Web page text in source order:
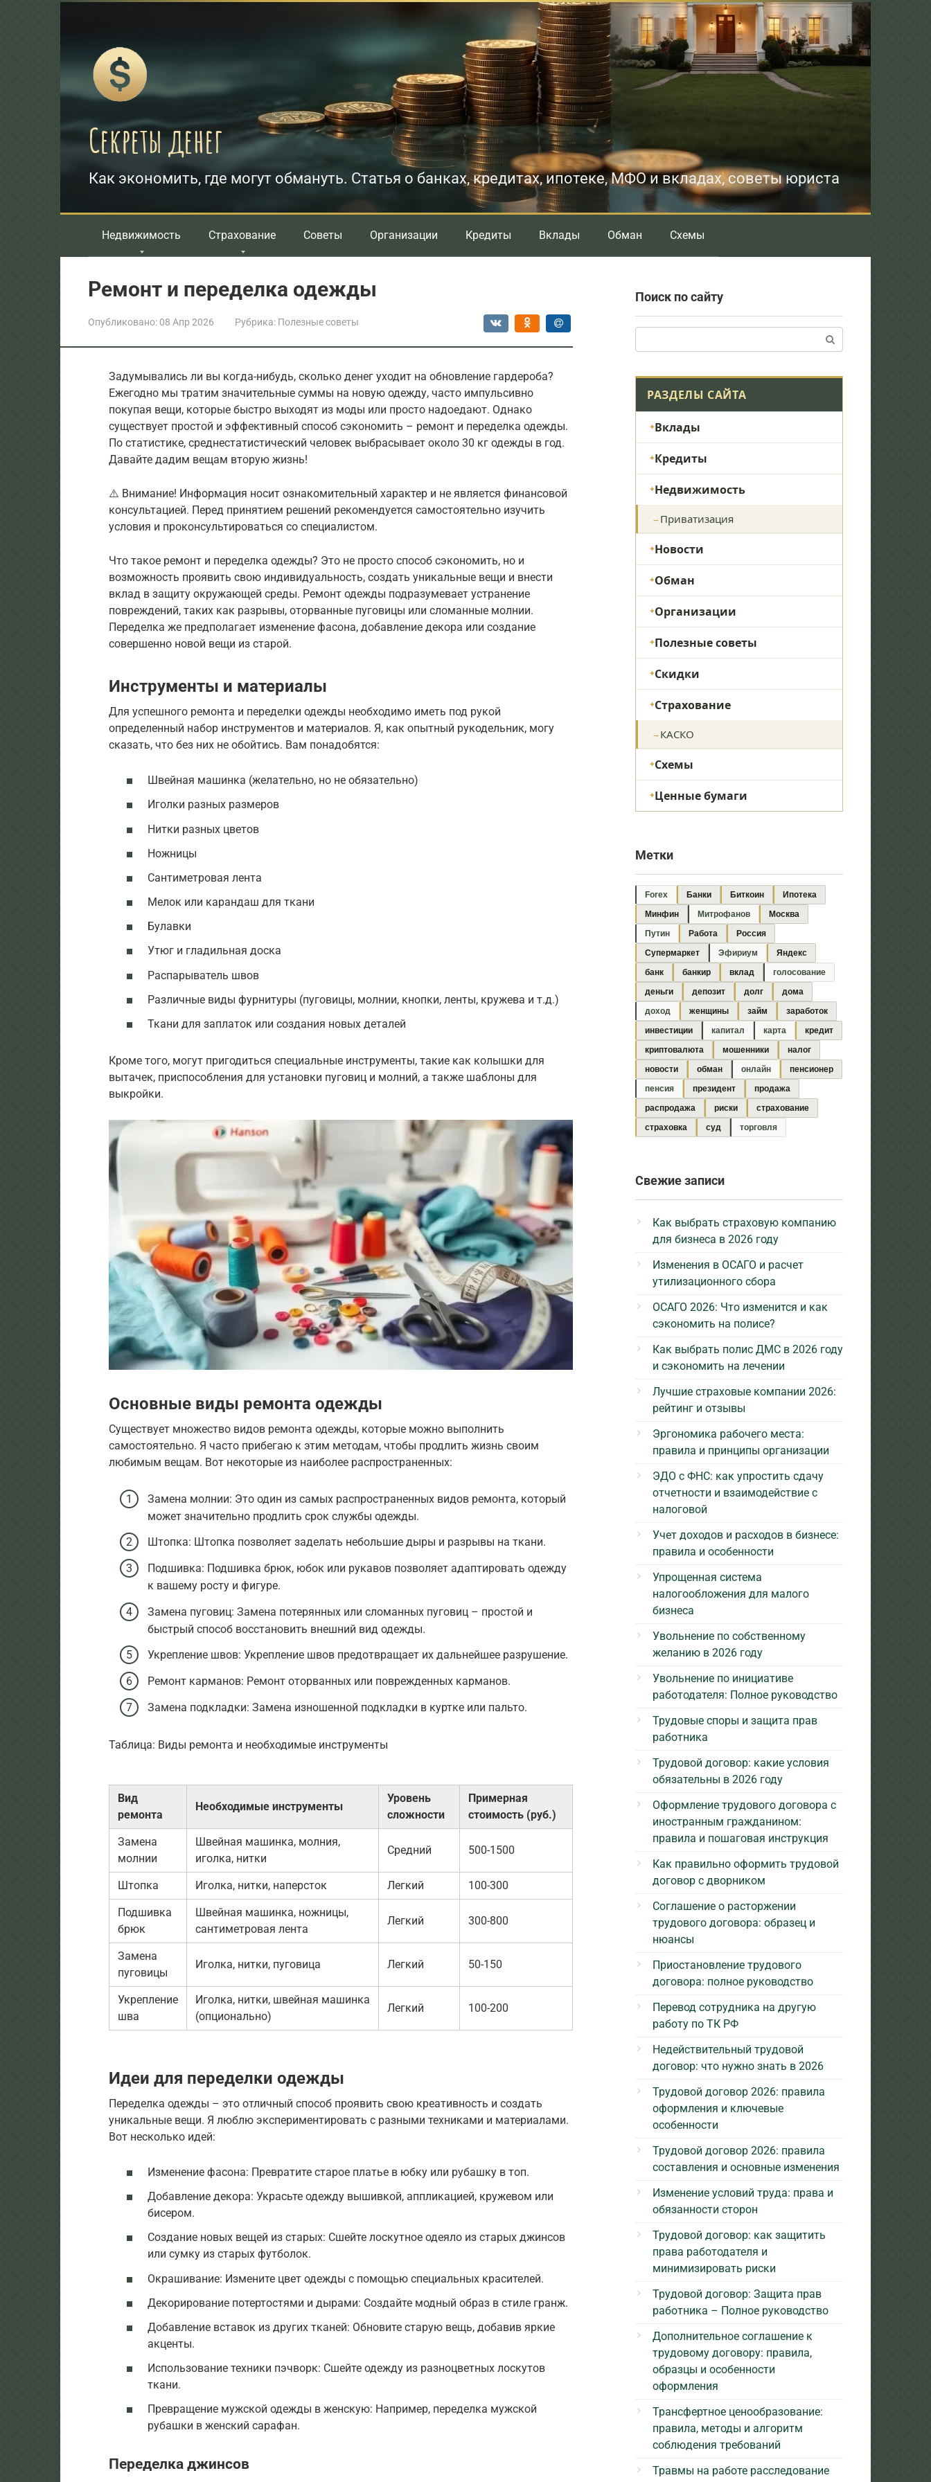
Секреты денег
Как экономить, где могут обмануть. Статья о банках, кредитах, ипотеке, МФО и вкладах, советы юриста
Недвижимость Страхование Советы Организации Кредиты Вклады Обман Схемы
Ремонт и переделка одежды
Опубликовано: 08 Апр 2026 Рубрика: Полезные советы
Задумывались ли вы когда-нибудь, сколько денег уходит на обновление гардероба?
Ежегодно мы тратим значительные суммы на новую одежду, часто импульсивно
покупая вещи, которые быстро выходят из моды или просто надоедают. Однако
существует простой и эффективный способ сэкономить – ремонт и переделка одежды.
По статистике, среднестатистический человек выбрасывает около 30 кг одежды в год.
Давайте дадим вещам вторую жизнь!
⚠️ Внимание! Информация носит ознакомительный характер и не является финансовой
консультацией. Перед принятием решений рекомендуется самостоятельно изучить
условия и проконсультироваться со специалистом.
Что такое ремонт и переделка одежды? Это не просто способ сэкономить, но и
возможность проявить свою индивидуальность, создать уникальные вещи и внести
вклад в защиту окружающей среды. Ремонт одежды подразумевает устранение
повреждений, таких как разрывы, оторванные пуговицы или сломанные молнии.
Переделка же предполагает изменение фасона, добавление декора или создание
совершенно новой вещи из старой.
Инструменты и материалы
Для успешного ремонта и переделки одежды необходимо иметь под рукой
определенный набор инструментов и материалов. Я, как опытный рукодельник, могу
сказать, что без них не обойтись. Вам понадобятся:
Швейная машинка (желательно, но не обязательно)
Иголки разных размеров
Нитки разных цветов
Ножницы
Сантиметровая лента
Мелок или карандаш для ткани
Булавки
Утюг и гладильная доска
Распарыватель швов
Различные виды фурнитуры (пуговицы, молнии, кнопки, ленты, кружева и т.д.)
Ткани для заплаток или создания новых деталей
Кроме того, могут пригодиться специальные инструменты, такие как колышки для
вытачек, приспособления для установки пуговиц и молний, а также шаблоны для
выкройки.
Основные виды ремонта одежды
Существует множество видов ремонта одежды, которые можно выполнить
самостоятельно. Я часто прибегаю к этим методам, чтобы продлить жизнь своим
любимым вещам. Вот некоторые из наиболее распространенных:
Замена молнии: Это один из самых распространенных видов ремонта, который
может значительно продлить срок службы одежды.
Штопка: Штопка позволяет заделать небольшие дыры и разрывы на ткани.
Подшивка: Подшивка брюк, юбок или рукавов позволяет адаптировать одежду
к вашему росту и фигуре.
Замена пуговиц: Замена потерянных или сломанных пуговиц – простой и
быстрый способ восстановить внешний вид одежды.
Укрепление швов: Укрепление швов предотвращает их дальнейшее разрушение.
Ремонт карманов: Ремонт оторванных или поврежденных карманов.
Замена подкладки: Замена изношенной подкладки в куртке или пальто.
Таблица: Виды ремонта и необходимые инструменты
Вид
ремонта
Необходимые инструменты
Уровень
сложности
Примерная
стоимость (руб.)
Замена
молнии
Швейная машинка, молния,
иголка, нитки
Средний 500-1500
Штопка Иголка, нитки, наперсток Легкий 100-300
Подшивка
брюк
Швейная машинка, ножницы,
сантиметровая лента
Легкий 300-800
Замена
пуговицы
Иголка, нитки, пуговица Легкий 50-150
Укрепление
шва
Иголка, нитки, швейная машинка
(опционально)
Легкий 100-200
Идеи для переделки одежды
Переделка одежды – это отличный способ проявить свою креативность и создать
уникальные вещи. Я люблю экспериментировать с разными техниками и материалами.
Вот несколько идей:
Изменение фасона: Превратите старое платье в юбку или рубашку в топ.
Добавление декора: Украсьте одежду вышивкой, аппликацией, кружевом или
бисером.
Создание новых вещей из старых: Сшейте лоскутное одеяло из старых джинсов
или сумку из старых футболок.
Окрашивание: Измените цвет одежды с помощью специальных красителей.
Декорирование потертостями и дырами: Создайте модный образ в стиле гранж.
Добавление вставок из других тканей: Обновите старую вещь, добавив яркие
акценты.
Использование техники пэчворк: Сшейте одежду из разноцветных лоскутов
ткани.
Превращение мужской одежды в женскую: Например, переделка мужской
рубашки в женский сарафан.
Переделка джинсов
Поиск по сайту
РАЗДЕЛЫ САЙТА
Вклады
Кредиты
Недвижимость
Приватизация
Новости
Обман
Организации
Полезные советы
Скидки
Страхование
КАСКО
Схемы
Ценные бумаги
Метки
Forex Банки Биткоин
Ипотека
Минфин
Митрофанов
Москва
Путин
Работа
Россия
Супермаркет
Эфириум
Яндекс
банк
банкир вклад
голосование
деньги
депозит долг
дома
доход
женщины займ
заработок
инвестиции
капитал карта
кредит
криптовалюта
мошенники
налог
новости
обман онлайн
пенсионер
пенсия
президент
продажа
распродажа
риски
страхование
страховка
суд торговля
Свежие записи
Как выбрать страховую компанию
для бизнеса в 2026 году
Изменения в ОСАГО и расчет
утилизационного сбора
ОСАГО 2026: Что изменится и как
сэкономить на полисе?
Как выбрать полис ДМС в 2026 году
и сэкономить на лечении
Лучшие страховые компании 2026:
рейтинг и отзывы
Эргономика рабочего места:
правила и принципы организации
ЭДО с ФНС: как упростить сдачу
отчетности и взаимодействие с
налоговой
Учет доходов и расходов в бизнесе:
правила и особенности
Упрощенная система
налогообложения для малого
бизнеса
Увольнение по собственному
желанию в 2026 году
Увольнение по инициативе
работодателя: Полное руководство
Трудовые споры и защита прав
работника
Трудовой договор: какие условия
обязательны в 2026 году
Оформление трудового договора с
иностранным гражданином:
правила и пошаговая инструкция
Как правильно оформить трудовой
договор с дворником
Соглашение о расторжении
трудового договора: образец и
нюансы
Приостановление трудового
договора: полное руководство
Перевод сотрудника на другую
работу по ТК РФ
Недействительный трудовой
договор: что нужно знать в 2026
Трудовой договор 2026: правила
оформления и ключевые
особенности
Трудовой договор 2026: правила
составления и основные изменения
Изменение условий труда: права и
обязанности сторон
Трудовой договор: как защитить
права работодателя и
минимизировать риски
Трудовой договор: Защита прав
работника – Полное руководство
Дополнительное соглашение к
трудовому договору: правила,
образцы и особенности
оформления
Трансфертное ценообразование:
правила, методы и алгоритм
соблюдения требований
Травмы на работе расследование